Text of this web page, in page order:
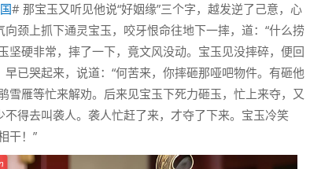
# 那宝玉又听见他说“好姻缘”三个字，越发逆了己意，心
颈上抓下通灵宝玉，咬牙恨命往地下一摔，道：“什么捞
坚硬非常，摔了一下，竟文风没动。宝玉见没摔碎，便回
已哭起来，说道：“何苦来，你摔砸那哑吧物件。有砸他
雪雁等忙来解劝。后来见宝玉下死力砸玉，忙上来夺，又
得去叫袭人。袭人忙赶了来，才夺了下来。宝玉冷笑
干！”